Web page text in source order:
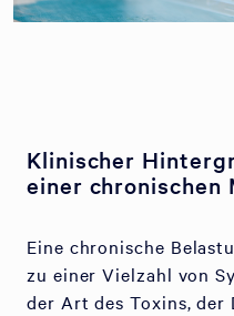
Klinischer
einer
Eine chronische
zu einer Vielzahl von
der Art des Toxins, der